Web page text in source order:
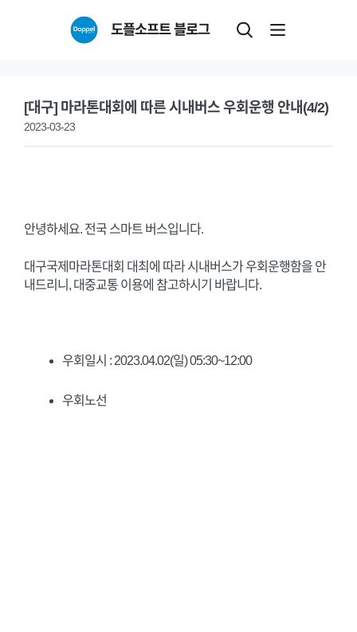
도플소프트 블로그
[대구] 마라톤대회에 따른 시내버스 우회운행 안내(4/2)
2023-03-23
안녕하세요. 전국 스마트 버스입니다.
대구국제마라톤대회 대최에 따라 시내버스가 우회운행함을 안
내드리니, 대중교통 이용에 참고하시기 바랍니다.
우회일시 : 2023.04.02(일) 05:30~12:00
우회노선